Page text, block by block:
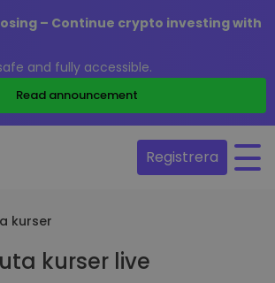
– Continue crypto investing with
and fully accessible.
Read announcement
Registrera
kurser
kurser live